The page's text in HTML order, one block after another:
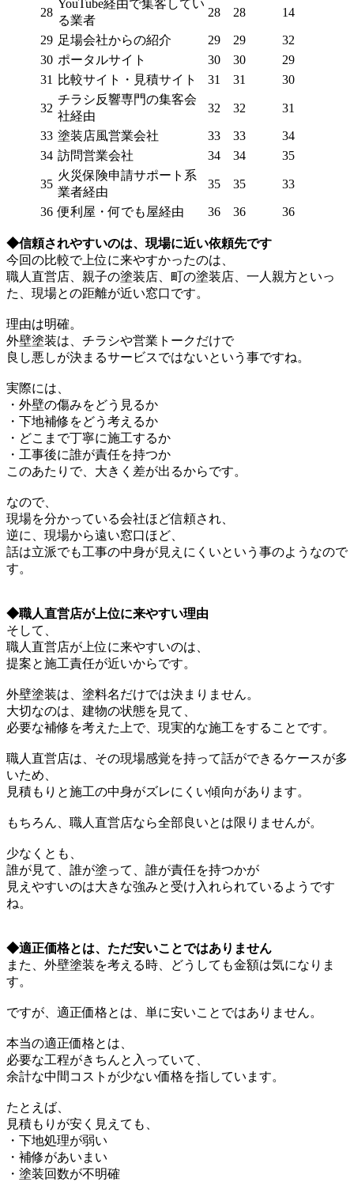
28
YouTube経由で集客してい
る業者
28 28 14
29 足場会社からの紹介 29 29
32
30 ポータルサイト 30 30
29
31
比較サイト・見積サイト 31 31 30
32
チラシ反響専門の集客会
社経由
32 32 31
33 塗装店風営業会社 33 33
34
34 訪問営業会社 34 34 35
35
火災保険申請サポート系
業者経由
35 35 33
36 便利屋・何でも屋経由 36 36 36
◆信頼されやすいのは、現場に近い依頼先です
今回の比較で上位に来やすかったのは、
職人直営店、親子の塗装店、町の塗装店、一人親方といっ
た、現場との距離が近い窓口です。
理由は明確。
外壁塗装は、チラシや営業トークだけで
良し悪しが決まるサービスではないという事ですね。
実際には、
・外壁の傷みをどう見るか
・下地補修をどう考えるか
・どこまで丁寧に施工するか
・工事後に誰が責任を持つか
このあたりで、大きく差が出るからです。
なので、
現場を分かっている会社ほど信頼され、
逆に、現場から遠い窓口ほど、
話は立派でも工事の中身が見えにくいという事のようなので
す。
◆職人直営店が上位に来やすい理由
そして、
職人直営店が上位に来やすいのは、
提案と施工責任が近いからです。
外壁塗装は、塗料名だけでは決まりません。
大切なのは、建物の状態を見て、
必要な補修を考えた上で、現実的な施工をすることです。
職人直営店は、その現場感覚を持って話ができるケースが多
いため、
見積もりと施工の中身がズレにくい傾向があります。
もちろん、職人直営店なら全部良いとは限りませんが。
少なくとも、
誰が見て、誰が塗って、誰が責任を持つかが
見えやすいのは大きな強みと受け入れられているようです
ね。
◆適正価格とは、ただ安いことではありません
また、外壁塗装を考える時、どうしても金額は気になりま
す。
ですが、適正価格とは、単に安いことではありません。
本当の適正価格とは、
必要な工程がきちんと入っていて、
余計な中間コストが少ない価格を指しています。
たとえば、
見積もりが安く見えても、
・下地処理が弱い
・補修があいまい
・塗装回数が不明確